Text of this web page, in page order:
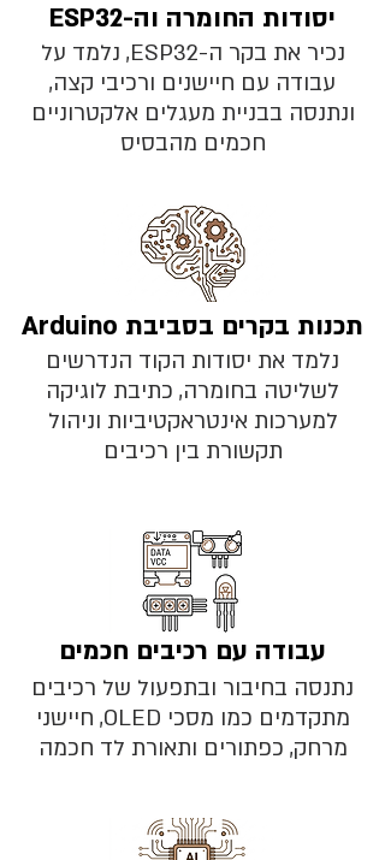
יסודות החומרה וה-ESP32
נכיר את בקר ה-ESP32, נלמד על
עבודה עם חיישנים ורכיבי קצה,
ונתנסה בבניית מעגלים אלקטרוניים
חכמים מהבסיס
תכנות בקרים בסביבת Arduino
נלמד את יסודות הקוד הנדרשים
לשליטה בחומרה, כתיבת לוגיקה
למערכות אינטראקטיביות וניהול
תקשורת בין רכיבים
עבודה עם רכיבים חכמים
נתנסה בחיבור ובתפעול של רכיבים
מתקדמים כמו מסכי OLED, חיישני
מרחק, כפתורים ותאורת לד חכמה